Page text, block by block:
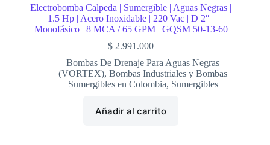
Electrobomba Calpeda | Sumergible | Aguas Negras |
1.5 Hp | Acero Inoxidable | 220 Vac | D 2″ |
Monofásico | 8 MCA / 65 GPM | GQSM 50-13-60
$ 2.991.000
Bombas De Drenaje Para Aguas Negras
(VORTEX),Bombas Industriales y Bombas
Sumergibles en Colombia, Sumergibles
Añadir al carrito